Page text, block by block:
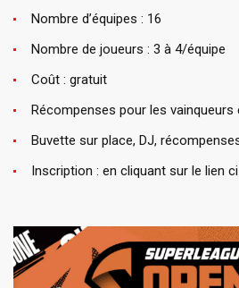
Nombre d’équipes : 16
Nombre de joueurs : 3 à 4/équipe
Coût : gratuit
Récompenses pour les vainqueurs
Buvette sur place, DJ,
Inscription : en cliquant sur le lien